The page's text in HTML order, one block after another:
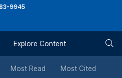
버
튼
9945
Explore Content
Most Read Most Cited